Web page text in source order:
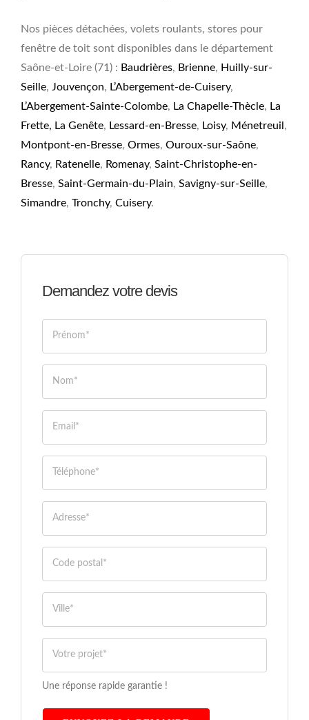
Nos pièces détachées, volets roulants, stores pour
fenêtre de toit sont disponibles dans le département
Saône-et-Loire (71) : Baudrières, Brienne, Huilly-sur-
Seille, Jouvençon, L’Abergement-de-Cuisery,
L’Abergement-Sainte-Colombe, La Chapelle-Thècle, La
Frette, La Genête, Lessard-en-Bresse, Loisy, Ménetreuil ,
Montpont-en-Bresse, Ormes, Ouroux-sur-Saône,
Rancy, Ratenelle, Romenay, Saint-Christophe-en-
Bresse, Saint-Germain-du-Plain, Savigny-sur-Seille,
Simandre, Tronchy, Cuisery.
Demandez votre devis
Une réponse rapide garantie !